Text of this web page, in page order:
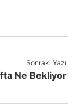
Sonraki Yazı
Ne Bekliyor